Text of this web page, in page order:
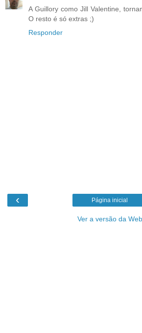
A Guillory como Jill Valentine,
O resto é só extras ;)
Responder
‹ Página inicial
Ver a versão da Web